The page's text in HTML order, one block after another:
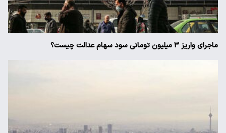
ماجرای واریز ۳ میلیون تومانی سود سهام عدالت چیست؟